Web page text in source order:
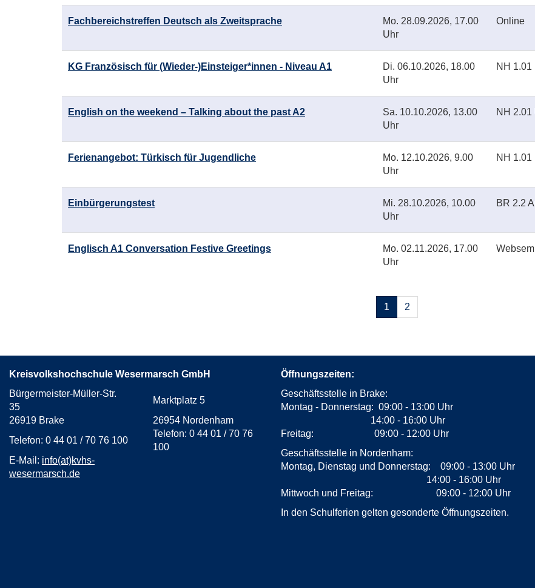
Fachbereichstreffen Deutsch als Zweitsprache Mo. 28.09.2026, 17.00
Uhr
Online
KG Französisch für (Wieder-)Einsteiger*innen - Niveau A1 Di. 06.10.2026, 18.00
Uhr
NH 1.01
English on the weekend – Talking about the past A2 Sa. 10.10.2026, 13.00
Uhr
NH 2.01
Ferienangebot: Türkisch für Jugendliche Mo. 12.10.2026, 9.00
Uhr
NH 1.01
Einbürgerungstest Mi. 28.10.2026, 10.00
Uhr
BR 2.2
Englisch A1 Conversation Festive Greetings Mo. 02.11.2026, 17.00
Uhr
Seiten
blättern
1 2
Kreisvolkshochschule Wesermarsch GmbH
Bürgermeister-Müller-Str.
35
Marktplatz 5
26919 Brake
26954 Nordenham
Telefon: 0 44 01 / 70 76 100
Telefon: 0 44 01 / 70 76
100
E-Mail: info(at)kvhs-
wesermarsch.de
Öffnungszeiten:
Geschäftsstelle in Brake:
Montag - Donnerstag: 09:00 - 13:00 Uhr
14:00 - 16:00 Uhr
Freitag: 09:00 - 12:00 Uhr
Geschäftsstelle in Nordenham:
Montag, Dienstag und Donnerstag: 09:00 - 13:00 Uhr
14:00 - 16:00 Uhr
Mittwoch und Freitag: 09:00 - 12:00 Uhr
In den Schulferien gelten gesonderte Öffnungszeiten.